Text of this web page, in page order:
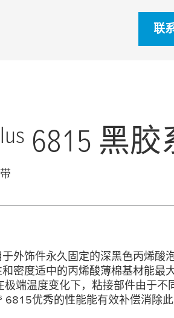
联
6815 黑胶
外饰件永久固定的深黑色丙烯酸
密度适中的丙烯酸薄棉基材能最
端温度变化下，粘接部件由于不
6815优秀的性能能有效补偿消除此